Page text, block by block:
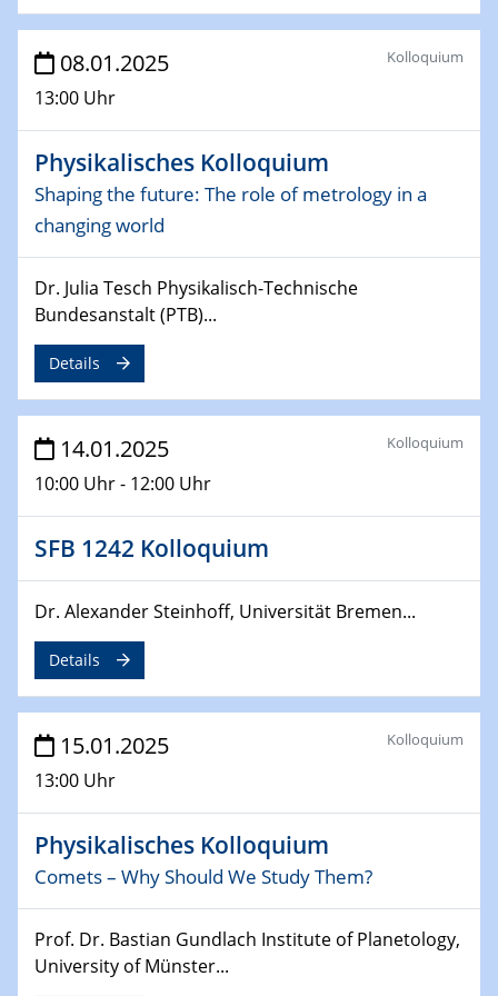
06.02.2025
CataLysis Joint Colloquium)
UnOCat
11.02.2025
11.02.2025
Social Hour
CENIDE / ZBT / IW
11.02.2025
12.02.2025 - 14.02.2025
24.02.2025
CENIDE-BGU Seminar
27.02.2025
WIN & CENIDE Seminar Series on 2D-
MATURE
27.02.2025
Sfb-trr247-all Seminar
Kooperationsseminar
Elektrolyse/Brennstoffzelle
21.03.2025
EIC Pathfinder
EU funding for early stage scientific, technological or
08.01.2025
13:00 Uhr
Kolloquium
Physikalisches Kolloquium
Shaping the future: The role of metrology in a
changing world
Dr. Julia Tesch Physikalisch-Technische
Bundesanstalt (PTB)...
Details
14.01.2025
10:00 Uhr - 12:00 Uhr
Kolloquium
SFB 1242 Kolloquium
Dr. Alexander Steinhoff, Universität Bremen...
Details
15.01.2025
13:00 Uhr
Kolloquium
Physikalisches Kolloquium
Comets – Why Should We Study Them?
Prof. Dr. Bastian Gundlach Institute of Planetology,
University of Münster...